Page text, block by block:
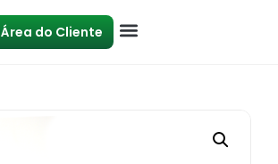
Área do Cliente